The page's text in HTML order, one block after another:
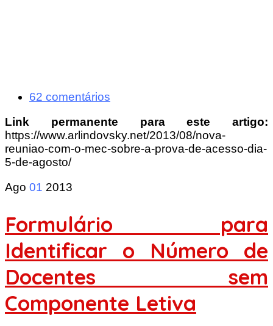
62 comentários
Link permanente para este artigo:
https://www.arlindovsky.net/2013/08/nova-
reuniao-com-o-mec-sobre-a-prova-de-acesso-dia-
5-de-agosto/
Ago 01 2013
Formulário para
Identificar o Número de
Docentes sem
Componente Letiva